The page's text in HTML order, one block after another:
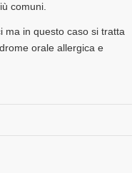
comuni.
ma in questo caso si tratta
orale allergica e